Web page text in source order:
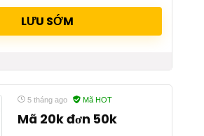
LƯU SỚM
5 tháng ago Mã HOT
Mã 20k đơn 50k